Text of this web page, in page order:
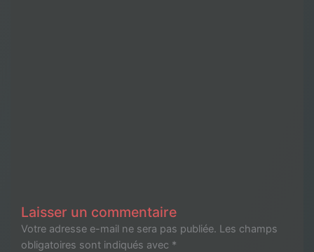
Laisser un commentaire
Votre adresse e-mail ne sera pas publiée. Les champs
obligatoires sont indiqués avec *